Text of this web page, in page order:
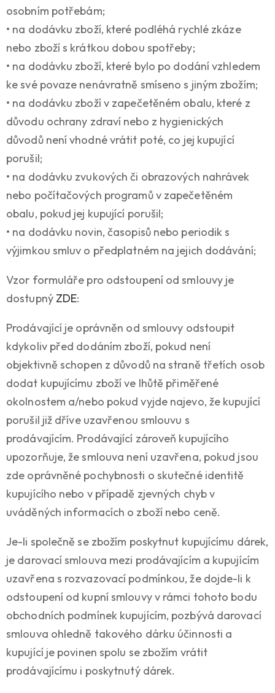
osobním potřebám;
• na dodávku zboží, které podléhá rychlé zkáze
nebo zboží s krátkou dobou spotřeby;
• na dodávku zboží, které bylo po dodání vzhledem
ke své povaze nenávratně smíseno s jiným zbožím;
• na dodávku zboží v zapečetěném obalu, které z
důvodu ochrany zdraví nebo z hygienických
důvodů není vhodné vrátit poté, co jej kupující
porušil;
• na dodávku zvukových či obrazových nahrávek
nebo počítačových programů v zapečetěném
obalu, pokud jej kupující porušil;
• na dodávku novin, časopisů nebo periodik s
výjimkou smluv o předplatném na jejich dodávání;
Vzor formuláře pro odstoupení od smlouvy je
dostupný ZDE:
Prodávající je oprávněn od smlouvy odstoupit
kdykoliv před dodáním zboží, pokud není
objektivně schopen z důvodů na straně třetích osob
dodat kupujícímu zboží ve lhůtě přiměřené
okolnostem a/nebo pokud vyjde najevo, že kupující
porušil již dříve uzavřenou smlouvu s
prodávajícím. Prodávající zároveň kupujícího
upozorňuje, že smlouva není uzavřena, pokud jsou
zde oprávněné pochybnosti o skutečné identitě
kupujícího nebo v případě zjevných chyb v
uváděných informacích o zboží nebo ceně.
Je-li společně se zbožím poskytnut kupujícímu dárek,
je darovací smlouva mezi prodávajícím a kupujícím
uzavřena s rozvazovací podmínkou, že dojde-li k
odstoupení od kupní smlouvy v rámci tohoto bodu
obchodních podmínek kupujícím, pozbývá darovací
smlouva ohledně takového dárku účinnosti a
kupující je povinen spolu se zbožím vrátit
prodávajícímu i poskytnutý dárek.